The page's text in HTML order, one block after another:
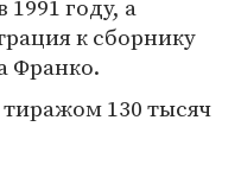
1991 году, а
к сборнику
Франко.
130 тысяч